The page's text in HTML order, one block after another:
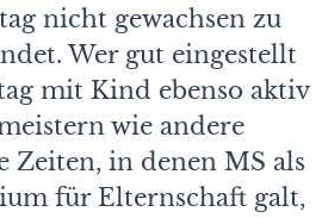
nicht gewachsen zu
Wer gut eingestellt
mit Kind ebenso aktiv
wie andere
Zeiten, in denen MS als
für Elternschaft galt,